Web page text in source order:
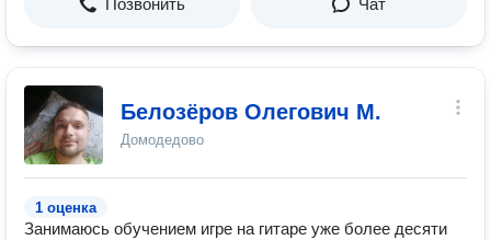
Позвонить Чат
Белозёров Олегович М.
Домодедово
1 оценка
Занимаюсь обучением игре на гитаре уже более десяти